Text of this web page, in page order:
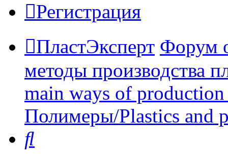
Регистрация
ПластЭксперт Форум
методы производства
main ways of
Полимеры/Plastics and